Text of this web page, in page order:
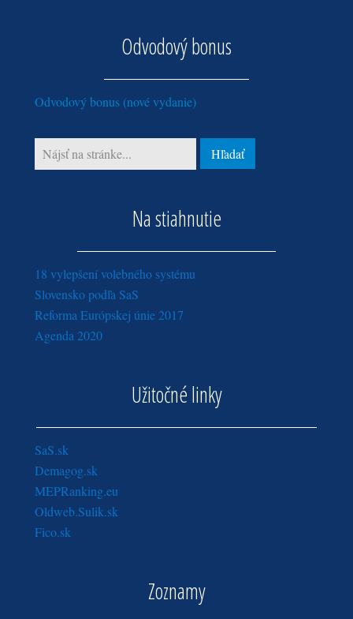
Odvodový bonus
Odvodový bonus (nové vydanie)
Na stiahnutie
18 vylepšení volebného systému
Slovensko podľa SaS
Reforma Európskej únie 2017
Agenda 2020
Užitočné linky
SaS.sk
Demagog.sk
MEPRanking.eu
Oldweb.Sulik.sk
Fico.sk
Zoznamy